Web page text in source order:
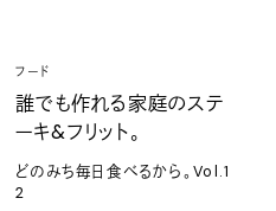
フード
誰でも作れる家庭のステ
ーキ&フリット。
どのみち毎日食べるから。Vol.1
2